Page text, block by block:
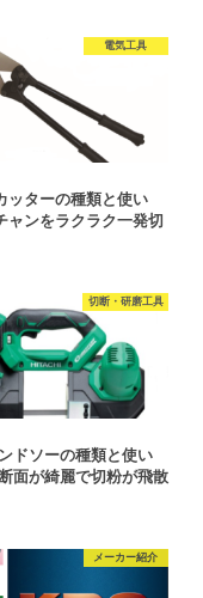
電気工具
ッターの種類と使い
ンをラクラク一発切
切断・研磨工具
ドソーの種類と使い
面が綺麗で切粉が飛散
メーカー紹介